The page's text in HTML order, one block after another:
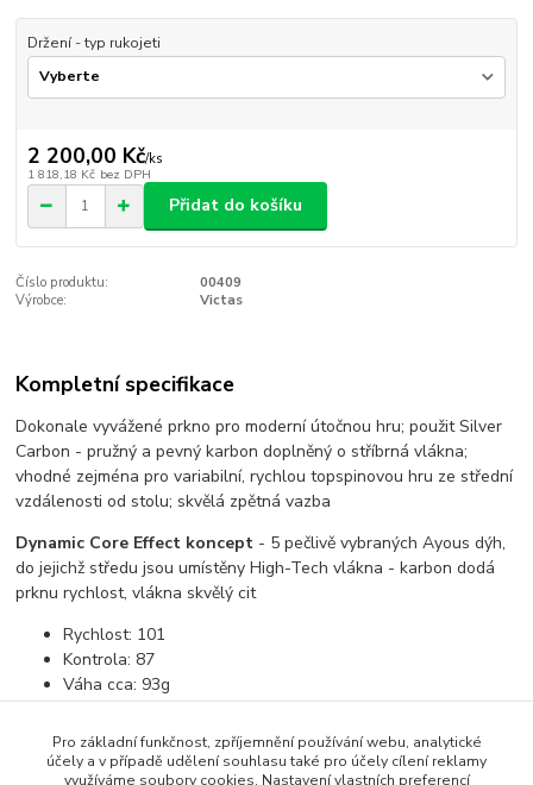
Držení - typ rukojeti
2 200,00 Kč/ks
1 818,18 Kč bez DPH
Přidat do košíku
Číslo produktu:
00409
Výrobce:
Victas
Kompletní specifikace
Dokonale vyvážené prkno pro moderní útočnou hru; použit Silver
Carbon - pružný a pevný karbon doplněný o stříbrná vlákna;
vhodné zejména pro variabilní, rychlou topspinovou hru ze střední
vzdálenosti od stolu; skvělá zpětná vazba
Dynamic Core Effect koncept - 5 pečlivě vybraných Ayous dýh,
do jejichž středu jsou umístěny High-Tech vlákna - karbon dodá
prknu rychlost, vlákna skvělý cit
Rychlost: 101
Kontrola: 87
Váha cca: 93g
Pro základní funkčnost, zpříjemnění používání webu, analytické
účely a v případě udělení souhlasu také pro účely cílení reklamy
využíváme soubory cookies. Nastavení vlastních preferencí